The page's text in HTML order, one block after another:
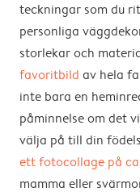
teckningar som du
personliga
storlekar och
favoritbild av hela
inte bara en
påminnelse om det
välja på till din
ett fotocollage på
mamma eller